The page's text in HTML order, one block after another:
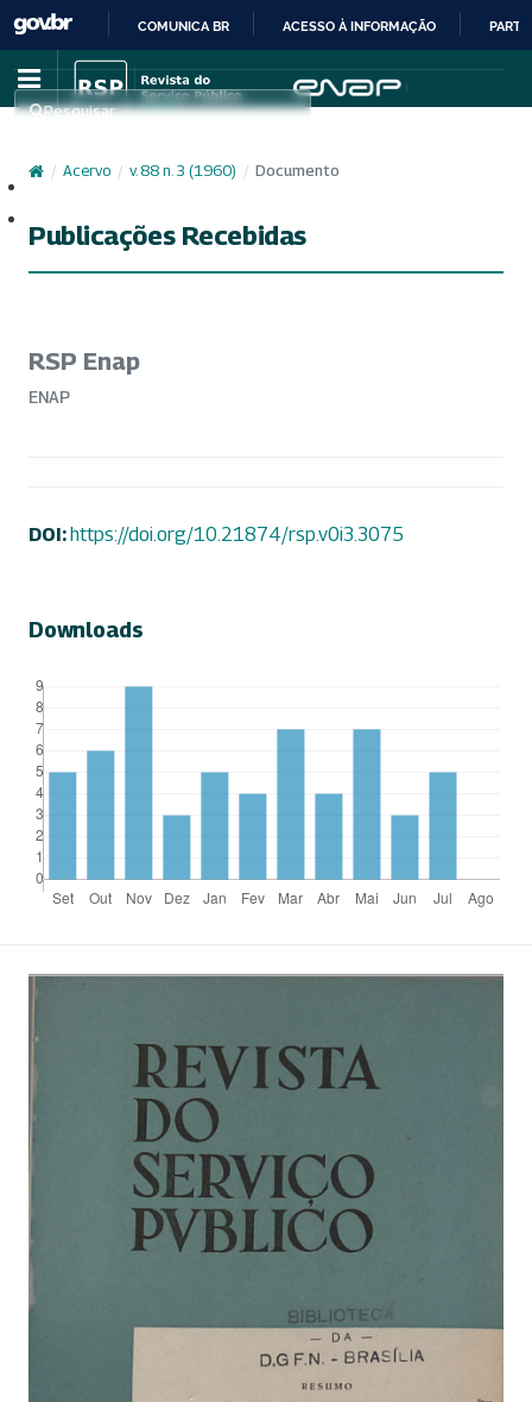
IR
PARA
CONTEÚDO
COMUNICA BR ACESSO À INFORMAÇÃO
Pesquisar
/ Acervo / v. 88 n. 3 (1960) / Documento
Publicações Recebidas
RSP Enap
ENAP
DOI:https://doi.org/10.21874/rsp.v0i3.3075
Downloads